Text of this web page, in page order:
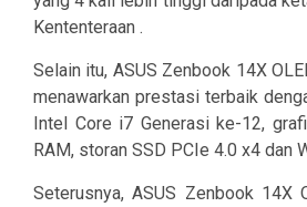
Kententeraan .
Selain itu, ASUS Zenbook 14X
menawarkan prestasi terbaik
Intel Core i7 Generasi ke-12,
RAM, storan SSD PCIe 4.0 x4 dan
Seterusnya, ASUS Zenbook 14X